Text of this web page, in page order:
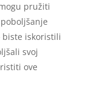
pružiti
biste iskoristili
svoj
ove